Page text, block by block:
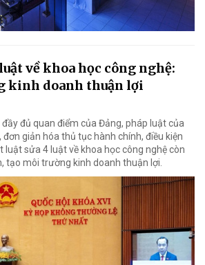
về khoa học công nghệ:
kinh doanh thuận lợi
đầy đủ quan điểm của Đảng, pháp luật của
đơn giản hóa thủ tục hành chính, điều kiện
luật sửa 4 luật về khoa học công nghệ còn
tạo môi trường kinh doanh thuận lợi.